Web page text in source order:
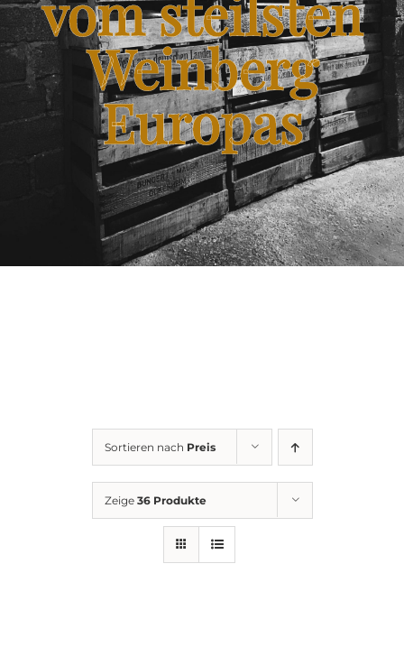
KONTAKT
FRANZENKOCHT.DE
Weinberg
Europas
Sortieren nach Preis
Zeige 36 Produkte